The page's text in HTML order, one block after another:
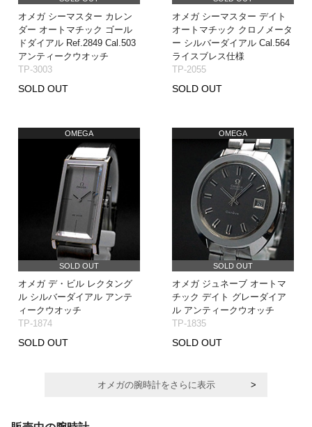
オメガ シーマスター カレン
ダー オートマチック ゴール
ドダイアル Ref.2849 Cal.503
アンティークウオッチ
TP-3003
SOLD OUT
オメガ シーマスター デイト
オートマチック クロノメータ
ー シルバーダイアル Cal.564
ライスブレス仕様
TP-2055
SOLD OUT
OMEGA
SOLD OUT
オメガ デ・ビル レクタング
ル シルバーダイアル アンテ
ィークウオッチ
TP-1874
SOLD OUT
OMEGA
SOLD OUT
オメガ ジュネーブ オートマ
チック デイト グレーダイア
ル アンティークウオッチ
TP-1835
SOLD OUT
オメガの腕時計をさらに表示